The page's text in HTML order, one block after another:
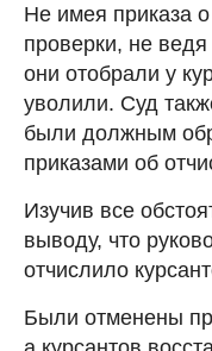
Не имея приказа
проверки, не
они отобрали у
уволили. Суд
были должным
приказами об
Изучив все
выводу, что
отчислило
Были отменены